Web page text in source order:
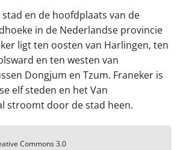
stad en de hoofdplaats van de
in de Nederlandse provincie
ligt ten oosten van Harlingen, ten
en ten westen van
Dongjum en Tzum. Franeker is
elf steden en het Van
stroomt door de stad heen.
Commons 3.0